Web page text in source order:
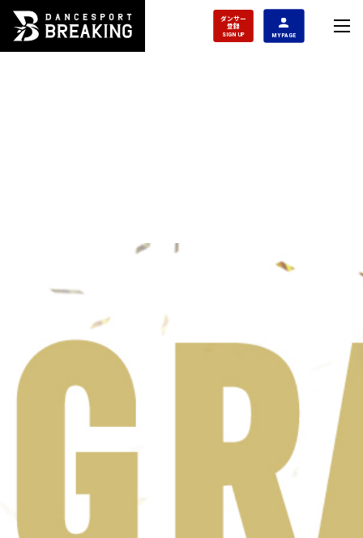
ダンサー
登録
SIGN UP MY PAGE